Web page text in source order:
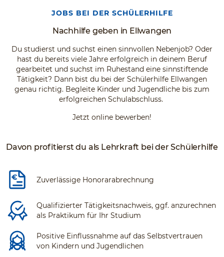
JOBS BEI DER SCHÜLERHILFE
Nachhilfe geben in Ellwangen
Du studierst und suchst einen sinnvollen Nebenjob? Oder
hast du bereits viele Jahre erfolgreich in deinem Beruf
gearbeitet und suchst im Ruhestand eine sinnstiftende
Tätigkeit? Dann bist du bei der Schülerhilfe Ellwangen
genau richtig. Begleite Kinder und Jugendliche bis zum
erfolgreichen Schulabschluss.
Jetzt online bewerben!
Davon profitierst du als Lehrkraft bei der Schülerhilfe
Zuverlässige Honorarabrechnung
Qualifizierter Tätigkeitsnachweis, ggf. anzurechnen
als Praktikum für Ihr Studium
Positive Einflussnahme auf das Selbstvertrauen
von Kindern und Jugendlichen